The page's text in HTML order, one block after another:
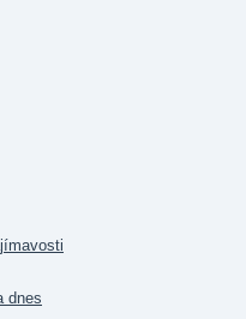
dnes